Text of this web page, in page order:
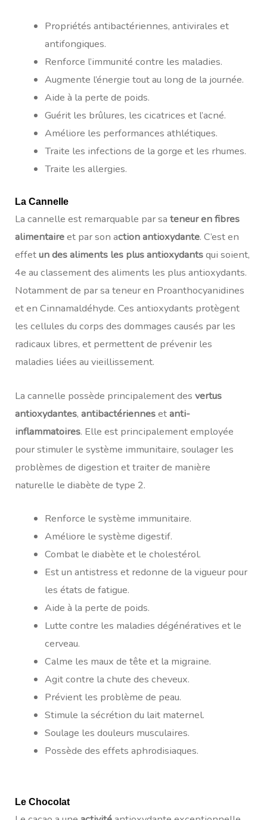
Propriétés antibactériennes, antivirales et
antifongiques.
Renforce l’immunité contre les maladies.
Augmente l’énergie tout au long de la journée.
Aide à la perte de poids.
Guérit les brûlures, les cicatrices et l’acné.
Améliore les performances athlétiques.
Traite les infections de la gorge et les rhumes.
Traite les allergies.
La Cannelle
La cannelle est remarquable par sateneur en fibres
alimentaireet par son action antioxydante. C’est en
effetun des aliments les plus antioxydantsqui soient,
4e au classement des aliments les plus antioxydants.
Notamment de par sa teneur en Proanthocyanidines
et en Cinnamaldéhyde. Ces antioxydants protègent
les cellules du corps des dommages causés par les
radicaux libres, et permettent de prévenir les
maladies liées au vieillissement.
La cannelle possède principalement desvertus
antioxydantes,antibactériennesetanti-
inflammatoires. Elle est principalement employée
pour stimuler le système immunitaire, soulager les
problèmes de digestion et traiter de manière
naturelle le diabète de type 2.
Renforce le système immunitaire.
Améliore le système digestif.
Combat le diabète et le cholestérol.
Est un antistress et redonne de la vigueur pour
les états de fatigue.
Aide à la perte de poids.
Lutte contre les maladies dégénératives et le
cerveau.
Calme les maux de tête et la migraine.
Agit contre la chute des cheveux.
Prévient les problème de peau.
Stimule la sécrétion du lait maternel.
Soulage les douleurs musculaires.
Possède des effets aphrodisiaques.
Le Chocolat